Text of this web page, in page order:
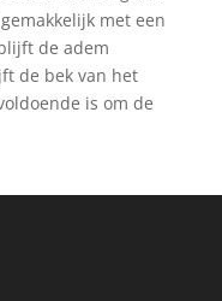
met een
de adem
de bek van het
is om de